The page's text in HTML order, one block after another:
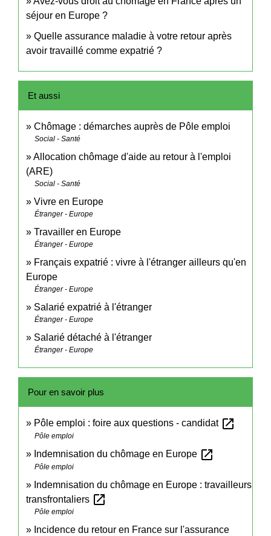
séjour en Europe ?
Quelle assurance maladie à votre retour après
avoir travaillé comme expatrié ?
Et aussi
Chômage : démarches auprès de Pôle emploi
Social - Santé
Allocation chômage d'aide au retour à l'emploi
(ARE)
Social - Santé
Vivre en Europe
Étranger - Europe
Travailler en Europe
Étranger - Europe
Français expatrié : vivre à l'étranger ailleurs qu'en
Europe
Étranger - Europe
Salarié expatrié à l'étranger
Étranger - Europe
Salarié détaché à l'étranger
Étranger - Europe
Pour en savoir plus
Pôle emploi : foire aux questions - candidat open_in_new
Pôle emploi
Indemnisation du chômage en Europe open_in_new
Pôle emploi
Indemnisation du chômage en Europe : travailleurs
transfrontaliers open_in_new
Pôle emploi
Incidence du retour en France sur l'assurance